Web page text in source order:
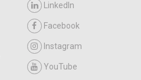
LinkedIn
Facebook
Instagram
YouTube